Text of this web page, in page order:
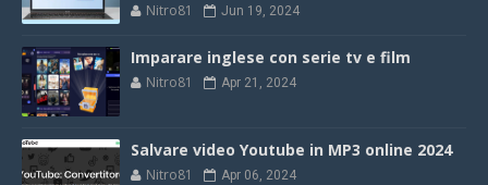
Nitro81 Jun 19, 2024
Imparare inglese con serie tv e film
Nitro81 Apr 21, 2024
Salvare video Youtube in MP3 online 2024
Nitro81 Apr 06, 2024